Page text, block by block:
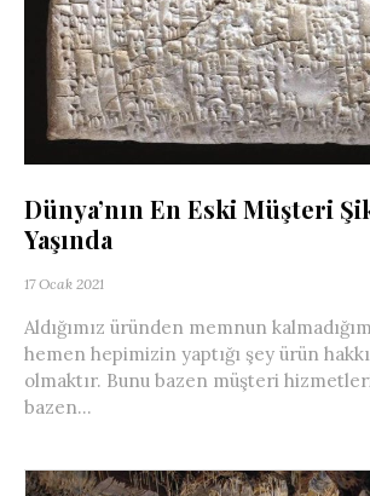
Dünya’nın En Eski Müşteri
Yaşında
17 Ocak 2021
Aldığımız üründen memnun
hemen hepimizin yaptığı şey ürün
olmaktır. Bunu bazen müşteri
bazen...